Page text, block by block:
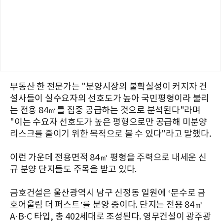
부동산 한 전문가는 "분양시장의 불확실성이 커지자 건
설사들이 실수요자의 선호도가 높아 국민평형이라 불리
는 전용 84㎡를 집중 공급하는 것으로 분석된다"라며
"이는 수요자 선호도가 높은 평형으로만 공급해 미분양
리스크를 줄이기 위한 목적으로 볼 수 있다"라고 말했다.
이런 가운데 전용면적 84㎡ 평형을 주력으로 내세운 신
규 분양 단지들도 주목을 받고 있다.
금호건설은 울산광역시 남구 신정동 일원에 ‘문수로 금
호어울림 더 퍼스트’를 분양 중이다. 단지는 전용 84㎡
A·B·C 타입, 총 402세대로 조성된다. 영무건설이 광주광